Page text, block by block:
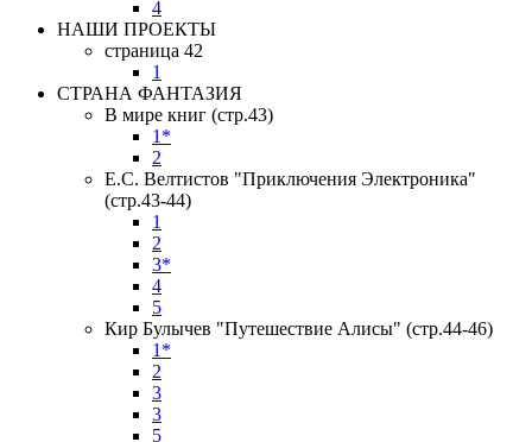
4
НАШИ ПРОЕКТЫ
страница 42
1
СТРАНА ФАНТАЗИЯ
В мире книг (стр.43)
1*
2
Е.С. Велтистов "Приключения Электроника"
(стр.43-44)
1
2
3*
4
5
Кир Булычев "Путешествие Алисы" (стр.44-46)
1*
2
3
3
5